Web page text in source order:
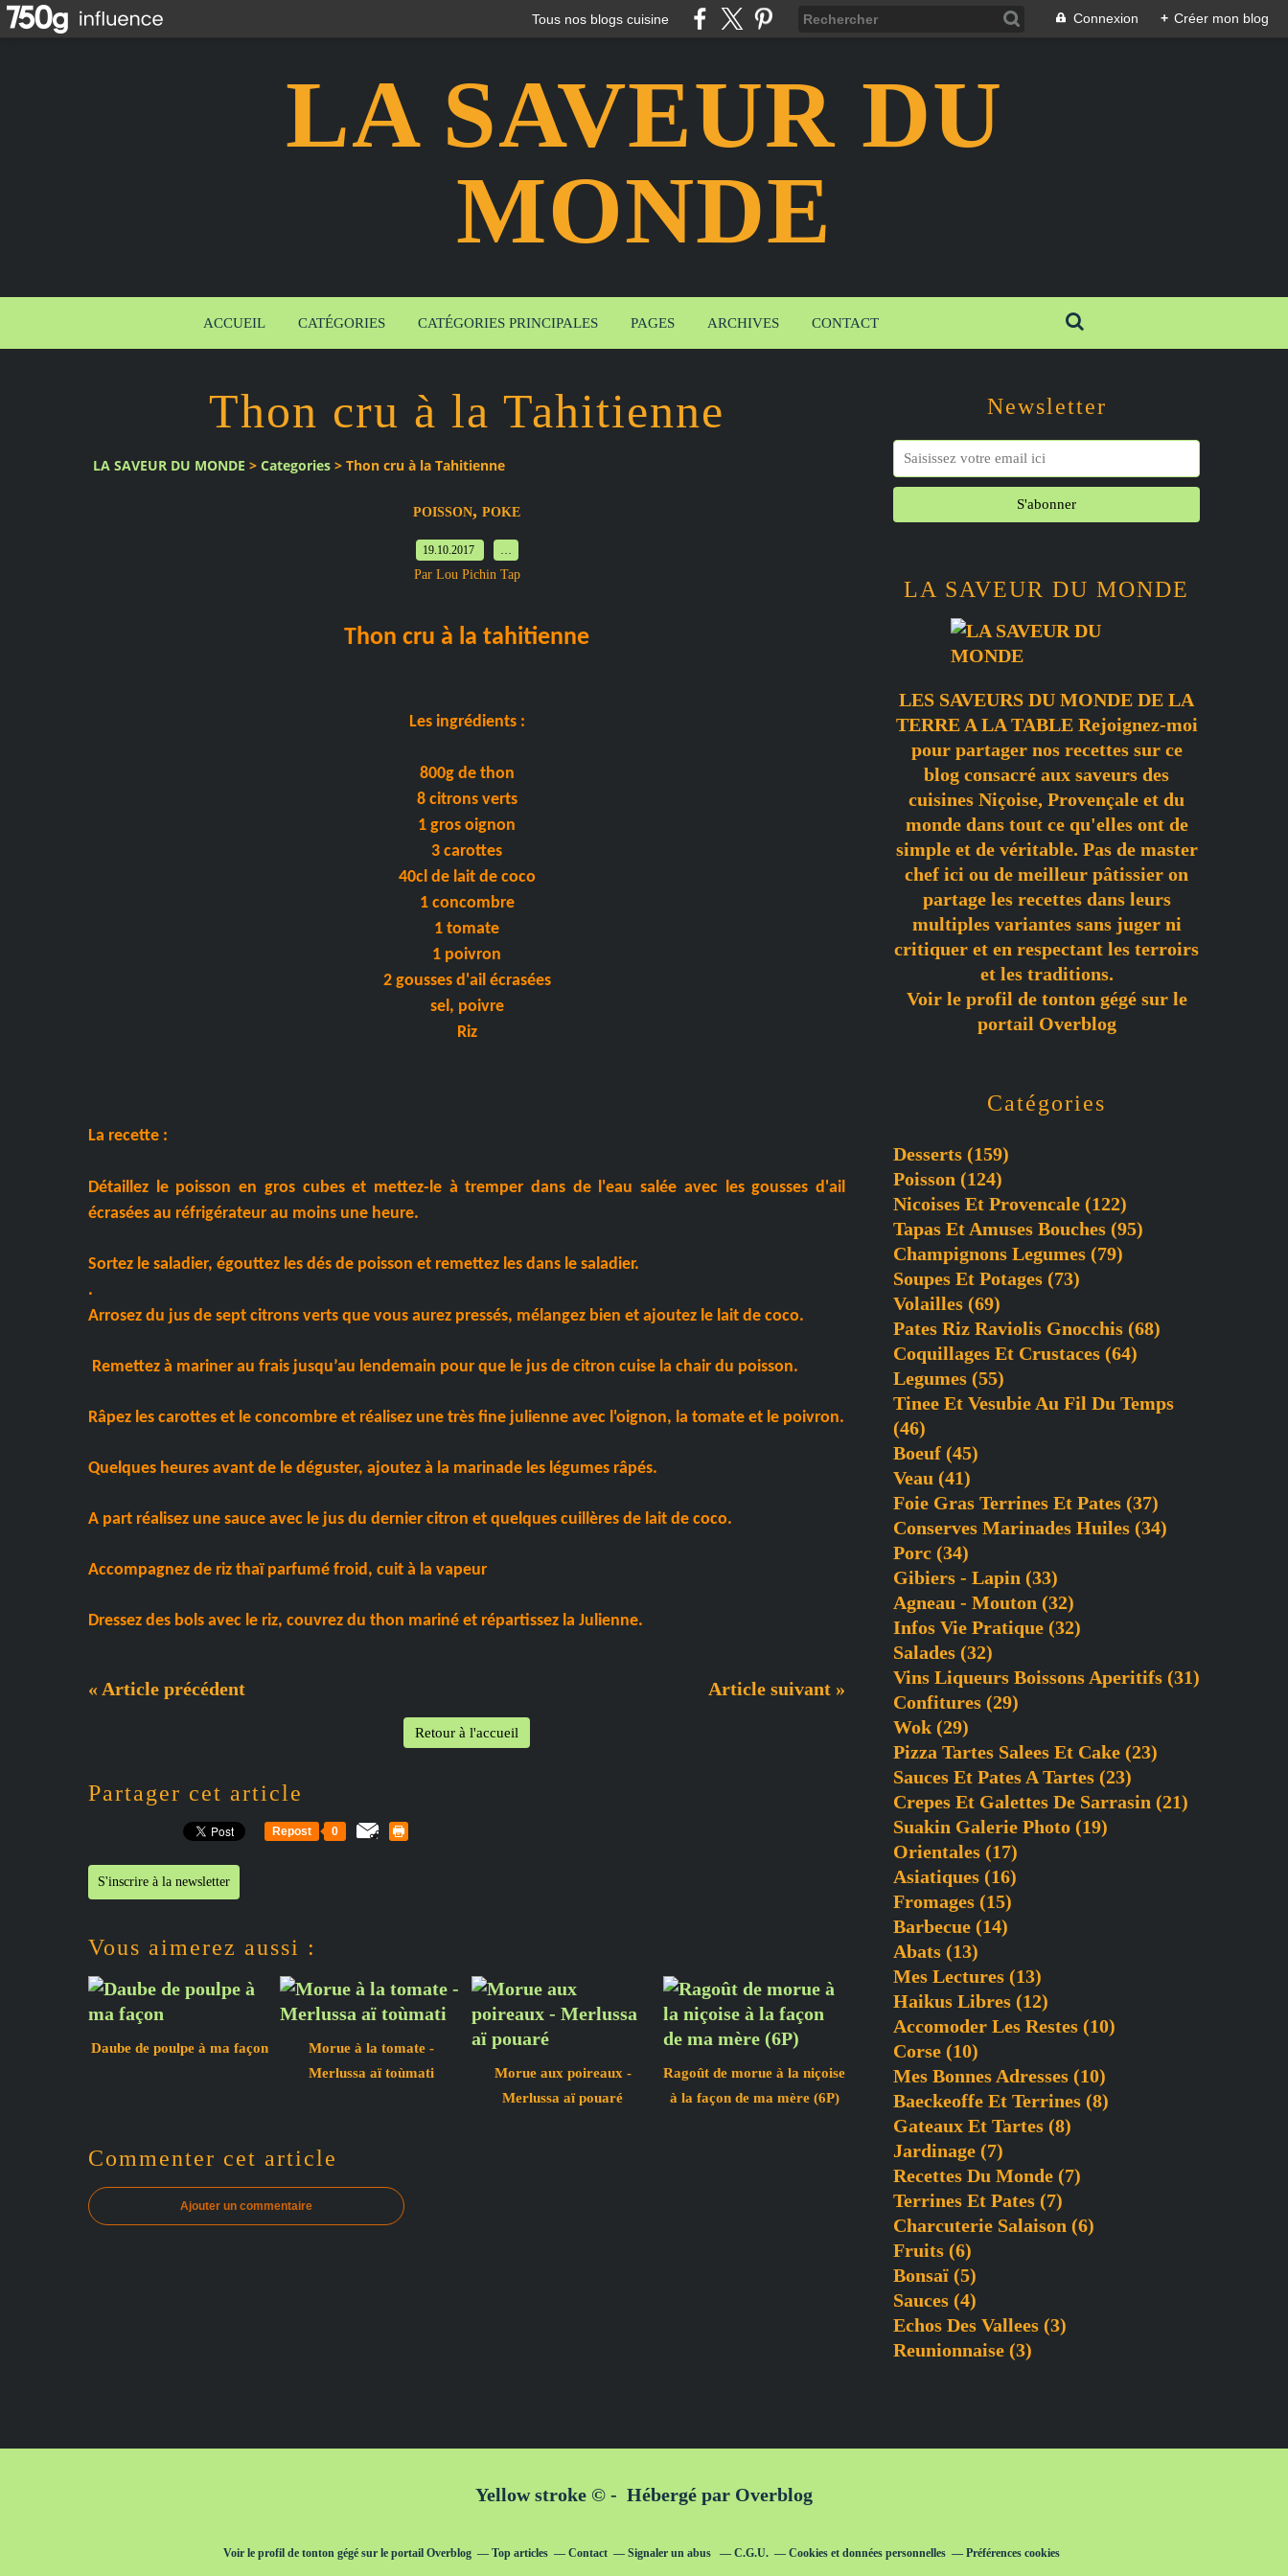
Tous nos blogs cuisine Connexion + Créer mon blog
LA SAVEUR DU
MONDE
ACCUEIL CATÉGORIES CATÉGORIES PRINCIPALES PAGES ARCHIVES CONTACT
Thon cru à la Tahitienne
LA SAVEUR DU MONDE > Categories > Thon cru à la Tahitienne
POISSON, POKE
19.10.2017
Par Lou Pichin Tap
Thon cru à la tahitienne
Les ingrédients :
800g de thon
8 citrons verts
1 gros oignon
3 carottes
40cl de lait de coco
1 concombre
1 tomate
1 poivron
2 gousses d'ail écrasées
sel, poivre
Riz
La recette :
Détaillez le poisson en gros cubes et mettez-le à tremper dans de l'eau salée avec les gousses d'ail
écrasées au réfrigérateur au moins une heure.
Sortez le saladier, égouttez les dés de poisson et remettez les dans le saladier.
.
Arrosez du jus de sept citrons verts que vous aurez pressés, mélangez bien et ajoutez le lait de coco.
Remettez à mariner au frais jusqu’au lendemain pour que le jus de citron cuise la chair du poisson.
Râpez les carottes et le concombre et réalisez une très fine julienne avec l'oignon, la tomate et le poivron.
Quelques heures avant de le déguster, ajoutez à la marinade les légumes râpés.
A part réalisez une sauce avec le jus du dernier citron et quelques cuillères de lait de coco.
Accompagnez de riz thaï parfumé froid, cuit à la vapeur
Dressez des bols avec le riz, couvrez du thon mariné et répartissez la Julienne.
« Article précédent Article suivant »
Retour à l'accueil
Partager cet article
Repost 0
S'inscrire à la newsletter
Vous aimerez aussi :
Daube de poulpe à ma façon
Morue à la tomate -
Merlussa aï toùmati
Morue aux poireaux -
Merlussa aï pouaré
Ragoût de morue à la niçoise
à la façon de ma mère (6P)
Commenter cet article
Ajouter un commentaire
Newsletter
Catégories
Desserts (159)
Poisson (124)
Nicoises Et Provencale (122)
Tapas Et Amuses Bouches (95)
Champignons Legumes (79)
Soupes Et Potages (73)
Volailles (69)
Pates Riz Raviolis Gnocchis (68)
Coquillages Et Crustaces (64)
Legumes (55)
Tinee Et Vesubie Au Fil Du Temps
(46)
Boeuf (45)
Veau (41)
Foie Gras Terrines Et Pates (37)
Conserves Marinades Huiles (34)
Porc (34)
Gibiers - Lapin (33)
Agneau - Mouton (32)
Infos Vie Pratique (32)
Salades (32)
Vins Liqueurs Boissons Aperitifs (31)
Confitures (29)
Wok (29)
Pizza Tartes Salees Et Cake (23)
Sauces Et Pates A Tartes (23)
Crepes Et Galettes De Sarrasin (21)
Suakin Galerie Photo (19)
Orientales (17)
Asiatiques (16)
Fromages (15)
Barbecue (14)
Abats (13)
Mes Lectures (13)
Haikus Libres (12)
Accomoder Les Restes (10)
Corse (10)
Mes Bonnes Adresses (10)
Baeckeoffe Et Terrines (8)
Gateaux Et Tartes (8)
Jardinage (7)
Recettes Du Monde (7)
Terrines Et Pates (7)
Charcuterie Salaison (6)
Fruits (6)
Bonsaï (5)
Sauces (4)
Echos Des Vallees (3)
Reunionnaise (3)
LA SAVEUR DU MONDE
LES SAVEURS DU MONDE DE LA
TERRE A LA TABLE Rejoignez-moi
pour partager nos recettes sur ce
blog consacré aux saveurs des
cuisines Niçoise, Provençale et du
monde dans tout ce qu'elles ont de
simple et de véritable. Pas de master
chef ici ou de meilleur pâtissier on
partage les recettes dans leurs
multiples variantes sans juger ni
critiquer et en respectant les terroirs
et les traditions.
Voir le profil de tonton gégésur le
portail Overblog
Yellow stroke © - Hébergé par Overblog
Voir le profil de tonton gégésur le portail Overblog Top articles Contact Signaler un abus C.G.U. Cookies et données personnelles Préférences cookies